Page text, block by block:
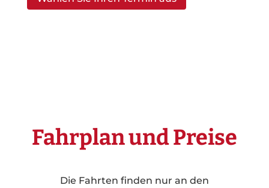
Fahrplan und Preise
Die Fahrten finden nur an den